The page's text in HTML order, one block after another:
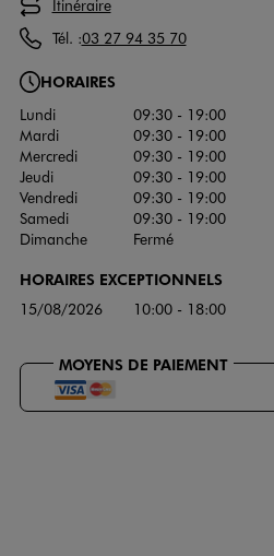
Itinéraire
Tél. :03 27 94 35 70
HORAIRES
Lundi
09:30 - 19:00
Mardi
09:30 - 19:00
Mercredi
09:30 - 19:00
Jeudi
09:30 - 19:00
Vendredi
09:30 - 19:00
Samedi
09:30 - 19:00
Dimanche
Fermé
HORAIRES EXCEPTIONNELS
15/08/2026 10:00 - 18:00
MOYENS DE PAIEMENT